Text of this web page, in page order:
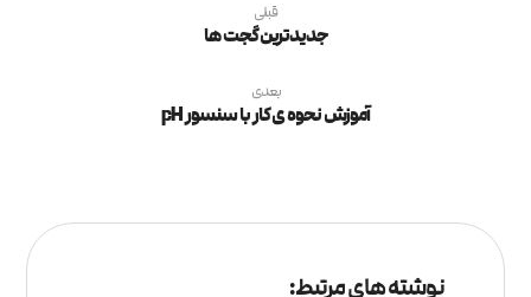
قبلی
جدیدترین گجت ها
بعدی
آموزش نحوه ی کار با سنسور pH
نوشته های مرتبط: